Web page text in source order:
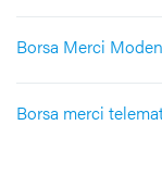
Borsa Merci
Borsa merci